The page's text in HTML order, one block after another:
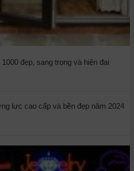
đẹp, sang trọng và hiện đại
lực cao cấp và bền đẹp năm 2024